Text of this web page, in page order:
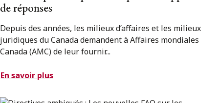
de réponses
Depuis des années, les milieux d’affaires et les milieux
juridiques du Canada demandent à Affaires mondiales
Canada (AMC) de leur fournir...
En savoir plus